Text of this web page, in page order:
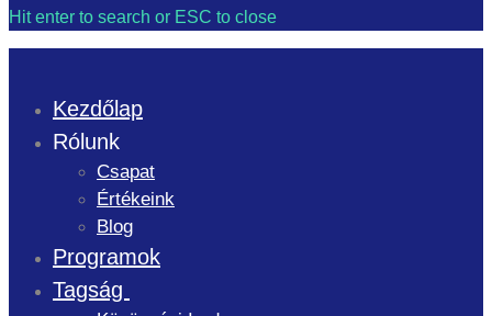
Hit enter to search or ESC to close
Kezdőlap
Rólunk
Csapat
Értékeink
Blog
Programok
Tagság